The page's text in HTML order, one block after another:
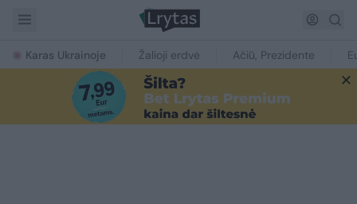
Karas Ukrainoje Žalioji erdvė Ačiū, Prezidente